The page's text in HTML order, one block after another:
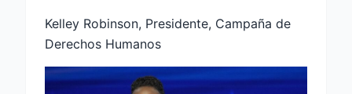
Kelley Robinson, Presidente, Campaña de
Derechos Humanos